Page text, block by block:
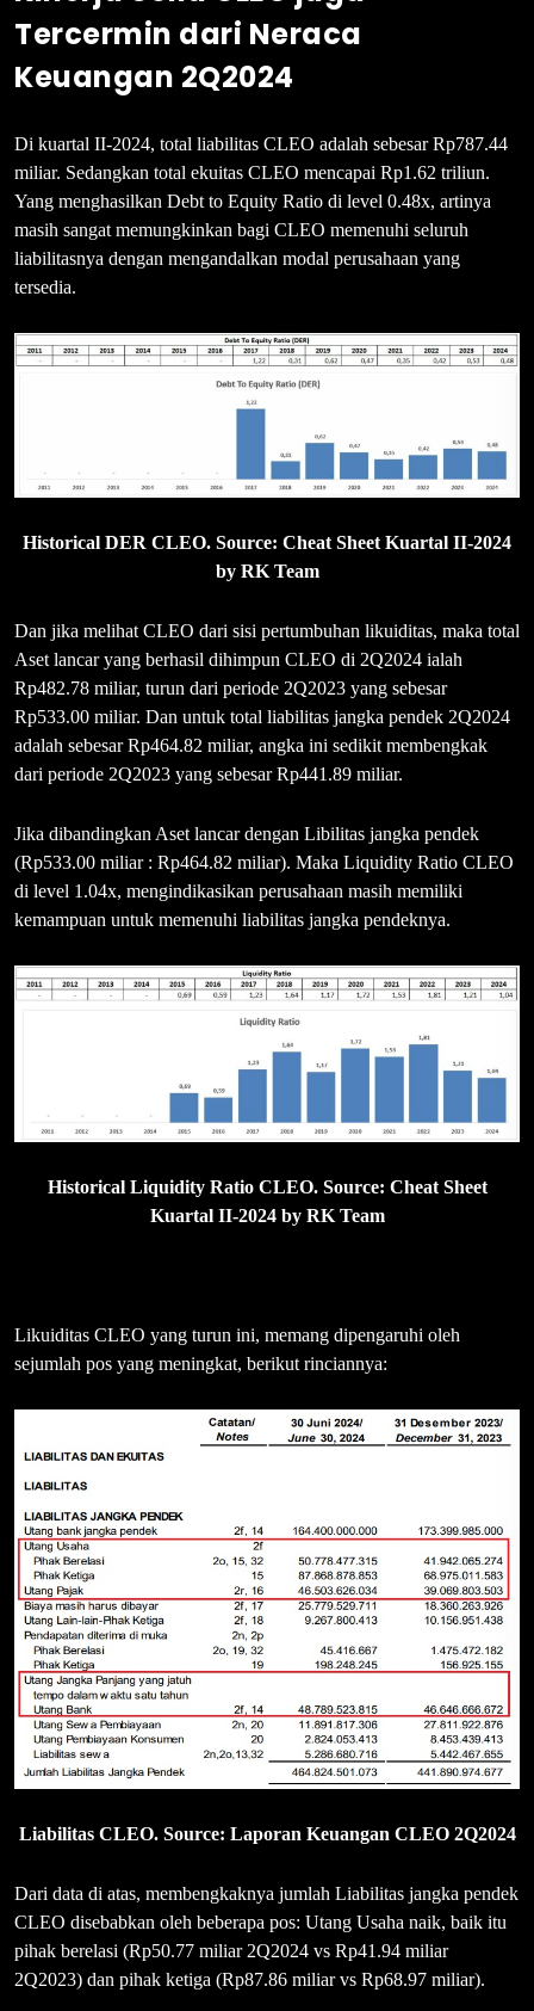
Tercermin dari Neraca
Keuangan 2Q2024
Di kuartal II-2024, total liabilitas CLEO adalah sebesar Rp787.44
miliar. Sedangkan total ekuitas CLEO mencapai Rp1.62 triliun.
Yang menghasilkan Debt to Equity Ratio di level 0.48x, artinya
masih sangat memungkinkan bagi CLEO memenuhi seluruh
liabilitasnya dengan mengandalkan modal perusahaan yang
tersedia.
Historical DER CLEO. Source: Cheat Sheet Kuartal II-2024
by RK Team
Dan jika melihat CLEO dari sisi pertumbuhan likuiditas, maka total
Aset lancar yang berhasil dihimpun CLEO di 2Q2024 ialah
Rp482.78 miliar, turun dari periode 2Q2023 yang sebesar
Rp533.00 miliar. Dan untuk total liabilitas jangka pendek 2Q2024
adalah sebesar Rp464.82 miliar, angka ini sedikit membengkak
dari periode 2Q2023 yang sebesar Rp441.89 miliar.
Jika dibandingkan Aset lancar dengan Libilitas jangka pendek
(Rp533.00 miliar : Rp464.82 miliar). Maka Liquidity Ratio CLEO
di level 1.04x, mengindikasikan perusahaan masih memiliki
kemampuan untuk memenuhi liabilitas jangka pendeknya.
Historical Liquidity Ratio CLEO. Source: Cheat Sheet
Kuartal II-2024 by RK Team
Likuiditas CLEO yang turun ini, memang dipengaruhi oleh
sejumlah pos yang meningkat, berikut rinciannya:
Liabilitas CLEO. Source: Laporan Keuangan CLEO 2Q2024
Dari data di atas, membengkaknya jumlah Liabilitas jangka pendek
CLEO disebabkan oleh beberapa pos: Utang Usaha naik, baik itu
pihak berelasi (Rp50.77 miliar 2Q2024 vs Rp41.94 miliar
2Q2023) dan pihak ketiga (Rp87.86 miliar vs Rp68.97 miliar).